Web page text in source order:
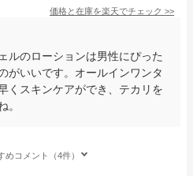
価格と在庫を楽天でチェック >>
ルのローションは男性にぴった
がいいです。オールインワンタ
くスキンケアができ、テカリを
。
めコメント（4件）